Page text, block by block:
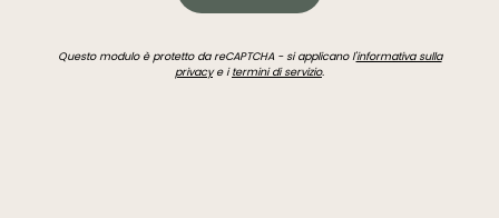
Questo modulo è protetto da reCAPTCHA - si applicano l'informativa sulla
privacye itermini di servizio.